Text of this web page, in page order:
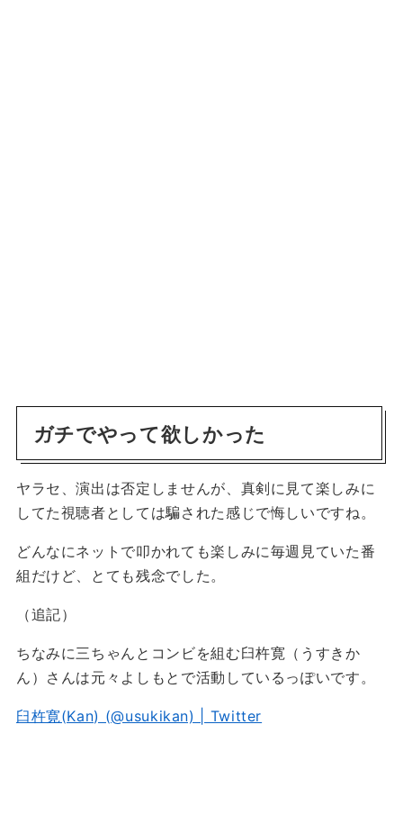
ガチでやって欲しかった
ヤラセ、演出は否定しませんが、真剣に見て楽しみに
してた視聴者としては騙された感じで悔しいですね。
どんなにネットで叩かれても楽しみに毎週見ていた番
組だけど、とても残念でした。
（追記）
ちなみに三ちゃんとコンビを組む臼杵寛（うすきか
ん）さんは元々よしもとで活動しているっぽいです。
臼杵寛(Kan) (@usukikan) | Twitter